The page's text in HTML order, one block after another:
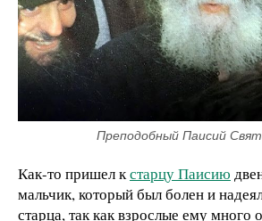
Преподобный Паисий
Как-то пришел кстарцу Паисию
мальчик, который был болен и
старца, так как взрослые ему много